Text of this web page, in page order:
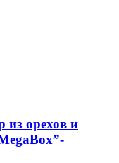
из орехов и